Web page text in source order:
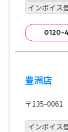
インボイス
0120-
豊洲店
〒135-0061
インボイス